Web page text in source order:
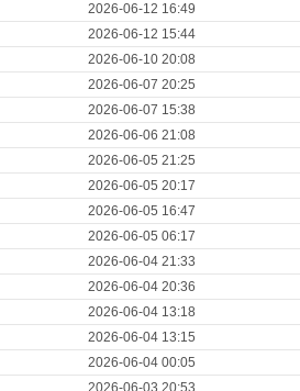
2026-06-12 16:49
2026-06-12 15:44
2026-06-10 20:08
2026-06-07 20:25
2026-06-07 15:38
2026-06-06 21:08
2026-06-05 21:25
2026-06-05 20:17
2026-06-05 16:47
2026-06-05 06:17
2026-06-04 21:33
2026-06-04 20:36
2026-06-04 13:18
2026-06-04 13:15
2026-06-04 00:05
2026-06-03 20:53